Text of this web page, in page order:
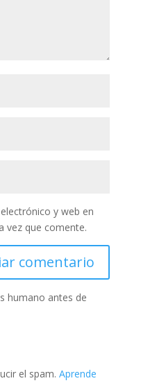
y web en
vez que comente.
humano antes de
el spam. Aprende